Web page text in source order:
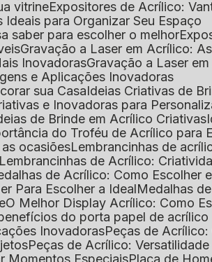
vitrine Expositores de Acrílico:
Ideais para Organizar Seu Espaço
saber para escolher o melhor
Gravação a Laser em Acrílico:
Inovadoras
Gravação a Laser
e Aplicações Inovadoras
sua Casa Ideias Criativas de
e Inovadoras para
de Brinde em Acrílico Criativas
do Troféu de Acrílico para
ocasiões Lembrancinhas de
Lembrancinhas de Acrílico:
de Acrílico: Como
Para Escolher a Ideal
Medalhas
O Melhor Display Acrílico: Como
do porta papel de acrílico
Inovadoras
Peças de
Peças de Acrílico:
Momentos Especiais
Placa de